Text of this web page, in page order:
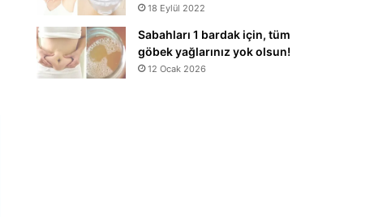
18 Eylül 2022
Sabahları 1 bardak için, tüm
göbek yağlarınız yok olsun!
12 Ocak 2026